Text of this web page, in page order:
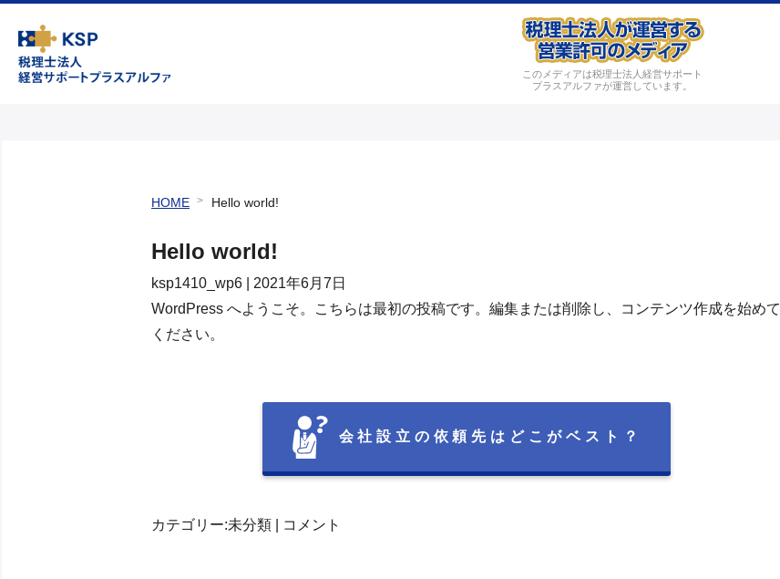
このメディアは税理士法人経営サポート
プラスアルファが運営しています。
HOME Hello world!
Hello world!
ksp1410_wp6
2021年6月7日
WordPress へようこそ。こちらは最初の投稿です。編集または削除し、コンテンツ作成を始めて
ください。
会社設立の依頼先は どこがベスト？
カテゴリー:未分類 コメント